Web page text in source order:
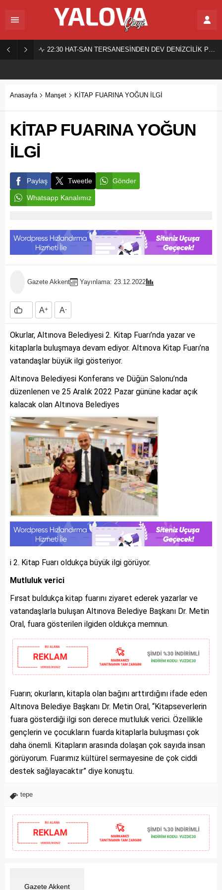
22:30 HAT-SAN TERSANESİNDEN DEV DENİZCİLİK PROJESİ!
Anasayfa Manşet KİTAP FUARINA YOĞUN İLGİ
KİTAP FUARINA YOĞUN
İLGİ
Paylaş Tweetle Gönder
Whatsapp Kanalımız
Gazete Akkent Yayınlama: 23.12.2022
A+ A-
Okurlar, Altınova Belediyesi 2. Kitap Fuarı’nda yazar ve
kitaplarla buluşmaya devam ediyor. Altınova Kitap Fuarı’na
vatandaşlar büyük ilgi gösteriyor.
Altınova Belediyesi Konferans ve Düğün Salonu’nda
düzenlenen ve 25 Aralık 2022 Pazar gününe kadar açık
kalacak olan Altınova Belediyes
i 2. Kitap Fuarı oldukça büyük ilgi görüyor.
Mutluluk verici
Fırsat buldukça kitap fuarını ziyaret ederek yazarlar ve
vatandaşlarla buluşan Altınova Belediye Başkanı Dr. Metin
Oral, fuara gösterilen ilgiden oldukça memnun.
Fuarın; okurların, kitapla olan bağını arttırdığını ifade eden
Altınova Belediye Başkanı Dr. Metin Oral, “Kitapseverlerin
fuara gösterdiği ilgi son derece mutluluk verici. Özellikle
gençlerin ve çocukların fuarda kitaplarla buluşması çok
daha önemli. Kitapların arasında dolaşan çok sayıda insan
görüyorum. Fuarımız kültürel sermayesine de çok ciddi
destek sağlayacaktır” diye konuştu.
tepe
Gazete Akkent